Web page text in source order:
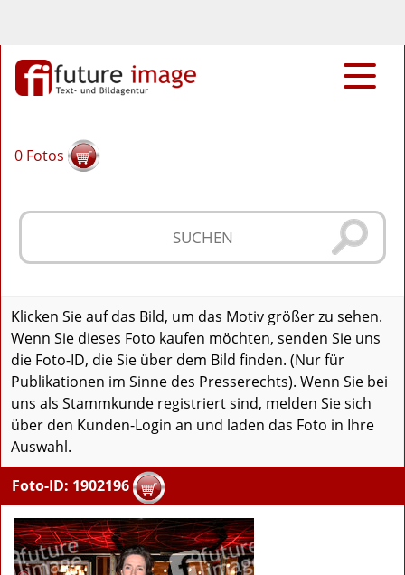
0 Fotos
Klicken Sie auf das Bild, um das Motiv größer zu sehen.
Wenn Sie dieses Foto kaufen möchten, senden Sie uns
die Foto-ID, die Sie über dem Bild finden. (Nur für
Publikationen im Sinne des Presserechts). Wenn Sie bei
uns als Stammkunde registriert sind, melden Sie sich
über den Kunden-Login an und laden das Foto in Ihre
Auswahl.
Foto-ID: 1902196